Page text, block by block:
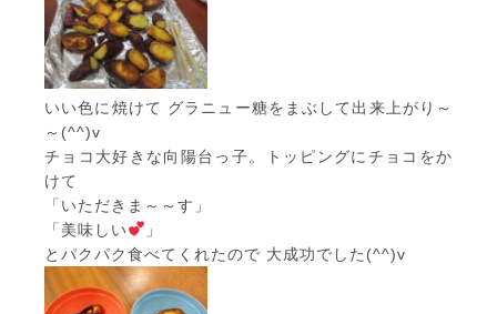
いい色に焼けて グラニュー糖をまぶして出来上がり～
～(^^)v
チョコ大好きな向陽台っ子。トッピングにチョコをか
けて
「いただきま～～す」
「美味しい
」
とパクパク食べてくれたので 大成功でした(^^)v